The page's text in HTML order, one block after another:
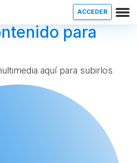
ACCEDER
para
aquí para subirlos